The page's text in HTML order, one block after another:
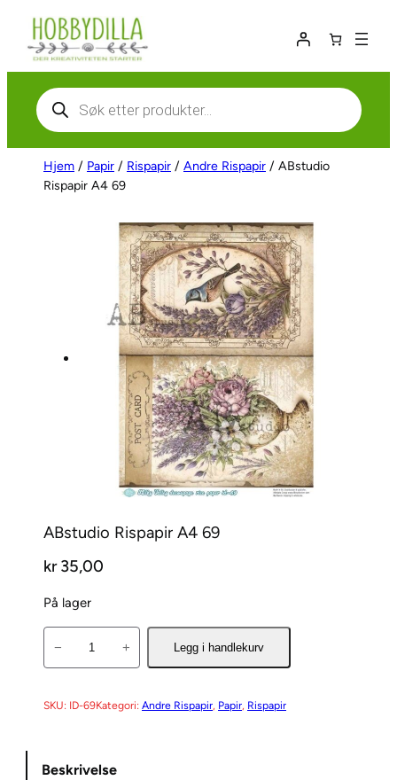
Hopp
innhold
Products
search
Hjem / Papir / Rispapir / Andre Rispapir / ABstudio
Rispapir A4 69
ABstudio Rispapir A4 69
kr35,00
På lager
t
i
− + Legg i handlekurv
SKU: ID-69Kategori: Andre Rispapir, Papir, Rispapir
Beskrivelse